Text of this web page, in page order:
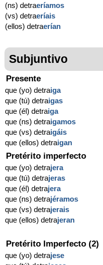
(ns) detraeríamos
(vs) detraeríais
(ellos) detraerían
Subjuntivo
Presente
que (yo) detraiga
que (tú) detraigas
que (él) detraiga
que (ns) detraigamos
que (vs) detraigáis
que (ellos) detraigan
Pretérito imperfecto
que (yo) detrajera
que (tú) detrajeras
que (él) detrajera
que (ns) detrajéramos
que (vs) detrajerais
que (ellos) detrajeran
Pretérito Imperfecto (2)
que (yo) detrajese